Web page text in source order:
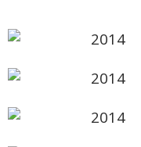
2014
2014
2014